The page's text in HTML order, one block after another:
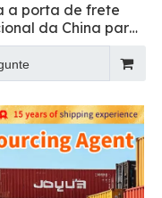
a porta de frete
da China para